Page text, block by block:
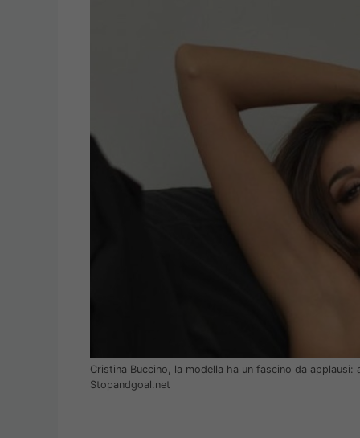
Cristina Buccino, la modella ha un fascino da
Stopandgoal.net